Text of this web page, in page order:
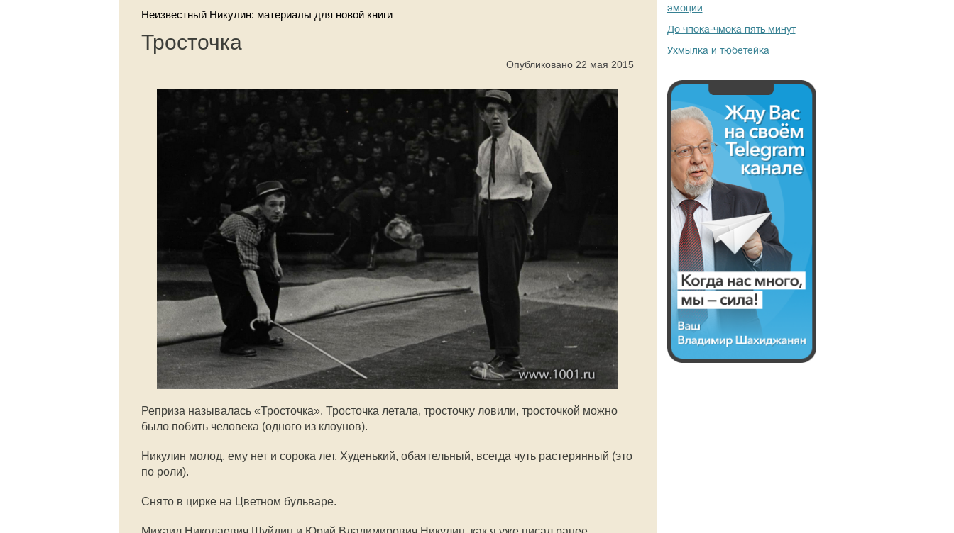
Неизвестный Никулин: материалы для новой книги
Тросточка
Опубликовано 22 мая 2015
Реприза называлась «Тросточка». Тросточка летала, тросточку ловили, тросточкой можно
было побить человека (одного из клоунов).
Никулин молод, ему нет и сорока лет. Худенький, обаятельный, всегда чуть растерянный (это
по роли).
Снято в цирке на Цветном бульваре.
эмоции
До чпока-чмока пять минут
Ухмылка и тюбетейка